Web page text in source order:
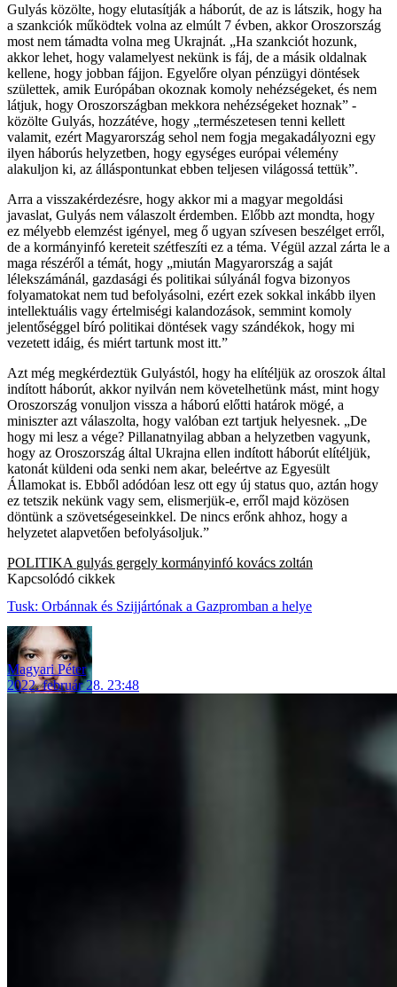
Gulyás közölte, hogy elutasítják a háborút, de az is látszik, hogy ha
a szankciók működtek volna az elmúlt 7 évben, akkor Oroszország
most nem támadta volna meg Ukrajnát. „Ha szankciót hozunk,
akkor lehet, hogy valamelyest nekünk is fáj, de a másik oldalnak
kellene, hogy jobban fájjon. Egyelőre olyan pénzügyi döntések
születtek, amik Európában okoznak komoly nehézségeket, és nem
látjuk, hogy Oroszországban mekkora nehézségeket hoznak” -
közölte Gulyás, hozzátéve, hogy „természetesen tenni kellett
valamit, ezért Magyarország sehol nem fogja megakadályozni egy
ilyen háborús helyzetben, hogy egységes európai vélemény
alakuljon ki, az álláspontunkat ebben teljesen világossá tettük”.
Arra a visszakérdezésre, hogy akkor mi a magyar megoldási
javaslat, Gulyás nem válaszolt érdemben. Előbb azt mondta, hogy
ez mélyebb elemzést igényel, meg ő ugyan szívesen beszélget erről,
de a kormányinfó kereteit szétfeszíti ez a téma. Végül azzal zárta le a
maga részéről a témát, hogy „miután Magyarország a saját
lélekszámánál, gazdasági és politikai súlyánál fogva bizonyos
folyamatokat nem tud befolyásolni, ezért ezek sokkal inkább ilyen
intellektuális vagy értelmiségi kalandozások, semmint komoly
jelentőséggel bíró politikai döntések vagy szándékok, hogy mi
vezetett idáig, és miért tartunk most itt.”
Azt még megkérdeztük Gulyástól, hogy ha elítéljük az oroszok által
indított háborút, akkor nyilván nem követelhetünk mást, mint hogy
Oroszország vonuljon vissza a háború előtti határok mögé, a
miniszter azt válaszolta, hogy valóban ezt tartjuk helyesnek. „De
hogy mi lesz a vége? Pillanatnyilag abban a helyzetben vagyunk,
hogy az Oroszország által Ukrajna ellen indított háborút elítéljük,
katonát küldeni oda senki nem akar, beleértve az Egyesült
Államokat is. Ebből adódóan lesz ott egy új status quo, aztán hogy
ez tetszik nekünk vagy sem, elismerjük-e, erről majd közösen
döntünk a szövetségeseinkkel. De nincs erőnk ahhoz, hogy a
helyzetet alapvetően befolyásoljuk.”
POLITIKA gulyás gergely kormányinfó kovács zoltán
Kapcsolódó cikkek
Tusk: Orbánnak és Szijjártónak a Gazpromban a helye
Magyari Péter
2022. február 28. 23:48